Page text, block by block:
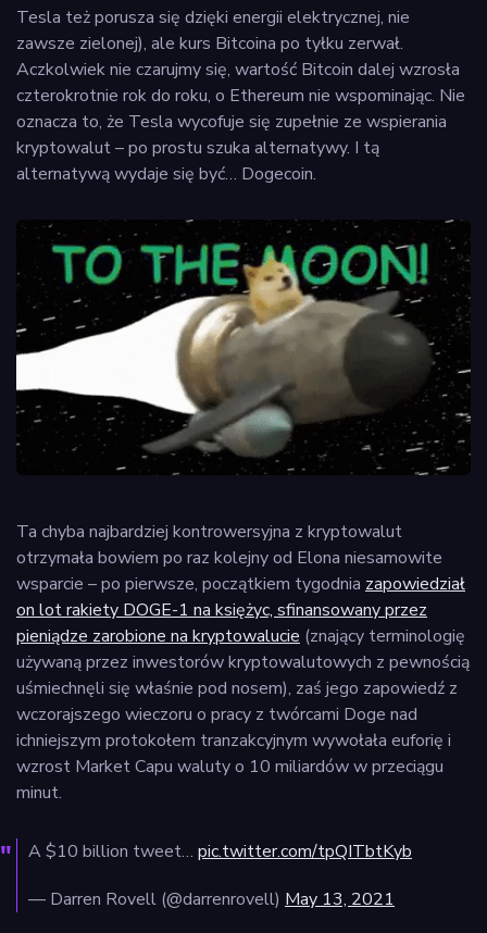
Tesla też porusza się dzięki energii elektrycznej, nie
zawsze zielonej), ale kurs Bitcoina po tyłku zerwał.
Aczkolwiek nie czarujmy się, wartość Bitcoin dalej wzrosła
czterokrotnie rok do roku, o Ethereum nie wspominając. Nie
oznacza to, że Tesla wycofuje się zupełnie ze wspierania
kryptowalut – po prostu szuka alternatywy. I tą
alternatywą wydaje się być… Dogecoin.
Ta chyba najbardziej kontrowersyjna z kryptowalut
otrzymała bowiem po raz kolejny od Elona niesamowite
wsparcie – po pierwsze, początkiem tygodnia zapowiedział
on lot rakiety DOGE-1 na księżyc, sfinansowany przez
pieniądze zarobione na kryptowalucie (znający terminologię
używaną przez inwestorów kryptowalutowych z pewnością
uśmiechnęli się właśnie pod nosem), zaś jego zapowiedź z
wczorajszego wieczoru o pracy z twórcami Doge nad
ichniejszym protokołem tranzakcyjnym wywołała euforię i
wzrost Market Capu waluty o 10 miliardów w przeciągu
minut.
A $10 billion tweet… pic.twitter.com/tpQITbtKyb
— Darren Rovell (@darrenrovell) May 13, 2021